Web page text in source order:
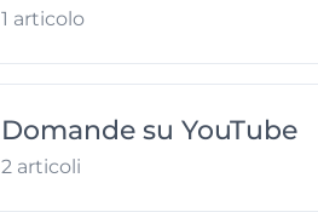
1 articolo
Domande su YouTube
2 articoli